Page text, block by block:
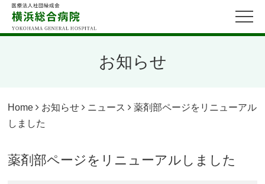
お知らせ
Home お知らせ ニュース
薬剤部ページをリニューアル
しました
薬剤部ページをリニューアルしました